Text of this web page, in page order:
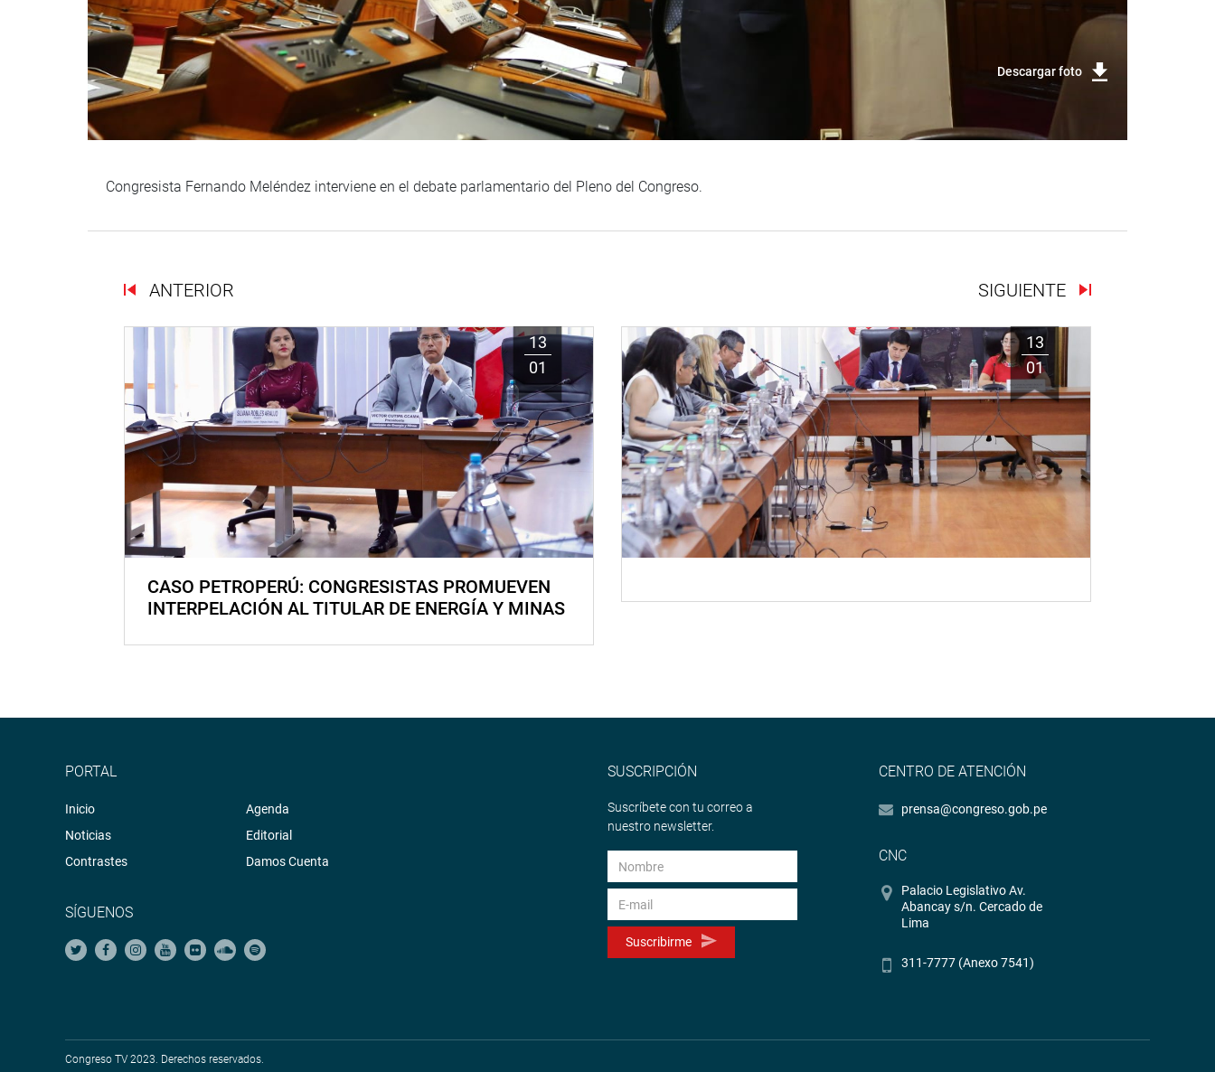
Descargar foto
Congresista Fernando Meléndez interviene en el debate parlamentario del Pleno del Congreso.
ANTERIOR SIGUIENTE
13
01
CASO PETROPERÚ: CONGRESISTAS PROMUEVEN
INTERPELACIÓN AL TITULAR DE ENERGÍA Y MINAS
13
01
PORTAL
Inicio
Noticias
Contrastes
Agenda
Editorial
Damos Cuenta
SÍGUENOS
SUSCRIPCIÓN
Suscríbete con tu correo a
nuestro newsletter.
Suscribirme
CENTRO DE ATENCIÓN
prensa@congreso.gob.pe
CNC
Palacio Legislativo Av.
Abancay s/n. Cercado de
Lima
311-7777 (Anexo 7541)
Congreso TV 2023. Derechos reservados.